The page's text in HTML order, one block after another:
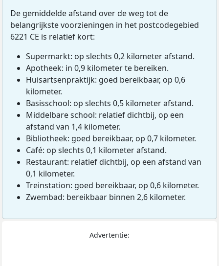
De gemiddelde afstand over de weg tot de
belangrijkste voorzieningen in het postcodegebied
6221 CE is relatief kort:
Supermarkt: op slechts 0,2 kilometer afstand.
Apotheek: in 0,9 kilometer te bereiken.
Huisartsenpraktijk: goed bereikbaar, op 0,6
kilometer.
Basisschool: op slechts 0,5 kilometer afstand.
Middelbare school: relatief dichtbij, op een
afstand van 1,4 kilometer.
Bibliotheek: goed bereikbaar, op 0,7 kilometer.
Café: op slechts 0,1 kilometer afstand.
Restaurant: relatief dichtbij, op een afstand van
0,1 kilometer.
Treinstation: goed bereikbaar, op 0,6 kilometer.
Zwembad: bereikbaar binnen 2,6 kilometer.
Advertentie: